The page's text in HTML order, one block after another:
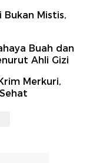
Bukan Mistis,
Buah dan
Ahli Gizi
Merkuri,